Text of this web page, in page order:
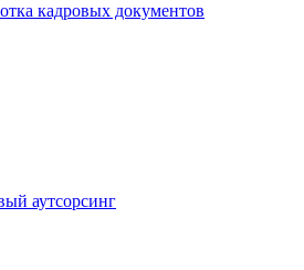
кадровых документов
аутсорсинг